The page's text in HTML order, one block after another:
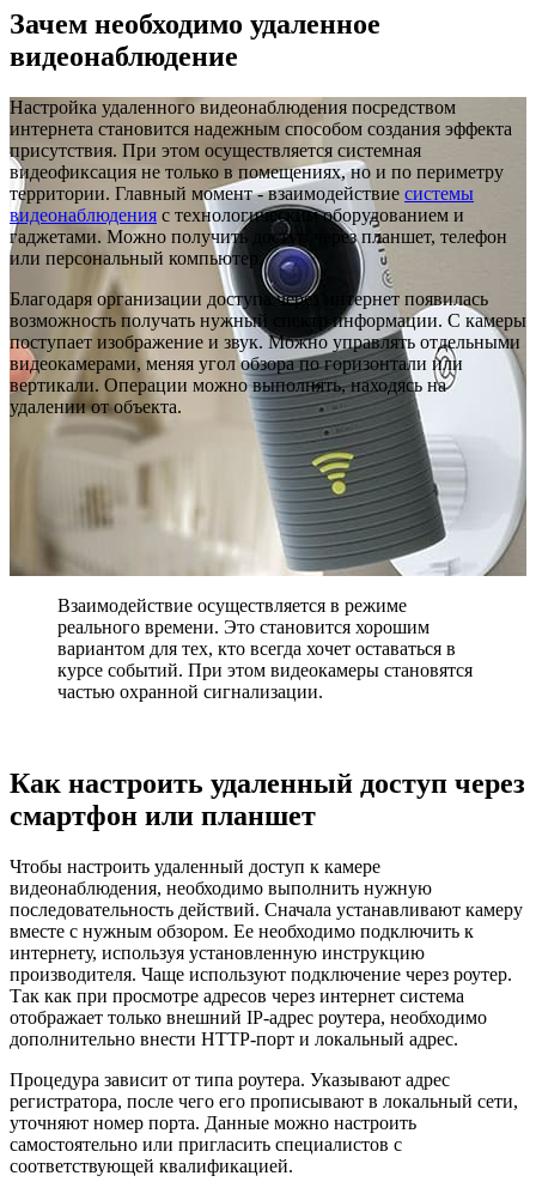
Зачем необходимо удаленное
видеонаблюдение
Настройка удаленного видеонаблюдения посредством
интернета становится надежным способом создания эффекта
присутствия. При этом осуществляется системная
видеофиксация не только в помещениях, но и по периметру
территории. Главный момент - взаимодействие системы
видеонаблюдения с технологическим оборудованием и
гаджетами. Можно получить доступ через планшет, телефон
или персональный компьютер.
Благодаря организации доступа через интернет появилась
возможность получать нужный спектр информации. С камеры
поступает изображение и звук. Можно управлять отдельными
видеокамерами, меняя угол обзора по горизонтали или
вертикали. Операции можно выполнять, находясь на
удалении от объекта.
Взаимодействие осуществляется в режиме
реального времени. Это становится хорошим
вариантом для тех, кто всегда хочет оставаться в
курсе событий. При этом видеокамеры становятся
частью охранной сигнализации.
Как настроить удаленный доступ через
смартфон или планшет
Чтобы настроить удаленный доступ к камере
видеонаблюдения, необходимо выполнить нужную
последовательность действий. Сначала устанавливают камеру
вместе с нужным обзором. Ее необходимо подключить к
интернету, используя установленную инструкцию
производителя. Чаще используют подключение через роутер.
Так как при просмотре адресов через интернет система
отображает только внешний IP-адрес роутера, необходимо
дополнительно внести HTTP-порт и локальный адрес.
Процедура зависит от типа роутера. Указывают адрес
регистратора, после чего его прописывают в локальный сети,
уточняют номер порта. Данные можно настроить
самостоятельно или пригласить специалистов с
соответствующей квалификацией.